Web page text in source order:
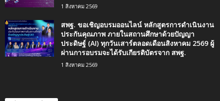
1 สิงหาคม 2569
สพฐ. ขอเชิญอบรมออนไลน์ หลักสูตรการดำเนินงาน
ประกันคุณภาพ ภายในสถานศึกษาด้วยปัญญา
ประดิษฐ์ (AI) ทุกวันเสาร์ตลอดเดือนสิงหาคม 2569 ผู้
ผ่านการอบรมจะได้รับเกียรติบัตรจาก สพฐ.
1 สิงหาคม 2569